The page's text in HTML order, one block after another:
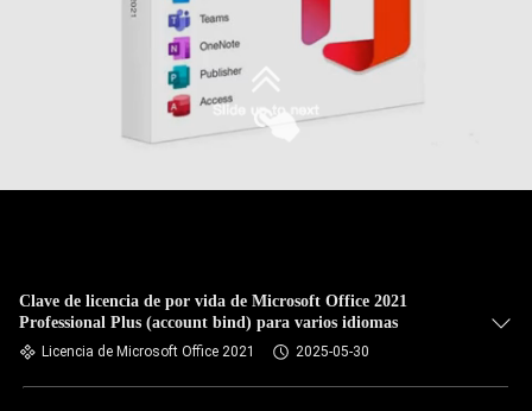
Clave de licencia de por vida de Microsoft Office 2021
Professional Plus (account bind) para varios idiomas
Licencia de Microsoft Office 2021 2025-05-30